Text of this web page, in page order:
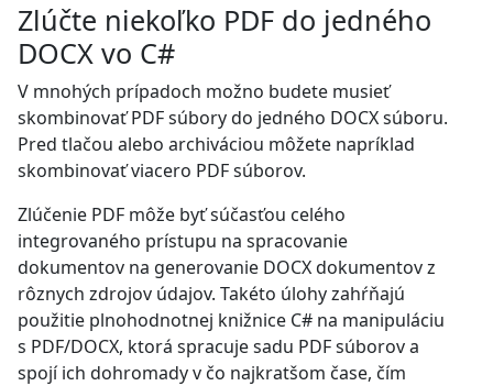
Zlúčte niekoľko PDF do jedného
DOCX vo C#
V mnohých prípadoch možno budete musieť
skombinovať PDF súbory do jedného DOCX súboru.
Pred tlačou alebo archiváciou môžete napríklad
skombinovať viacero PDF súborov.
Zlúčenie PDF môže byť súčasťou celého
integrovaného prístupu na spracovanie
dokumentov na generovanie DOCX dokumentov z
rôznych zdrojov údajov. Takéto úlohy zahŕňajú
použitie plnohodnotnej knižnice C# na manipuláciu
s PDF/DOCX, ktorá spracuje sadu PDF súborov a
spojí ich dohromady v čo najkratšom čase, čím